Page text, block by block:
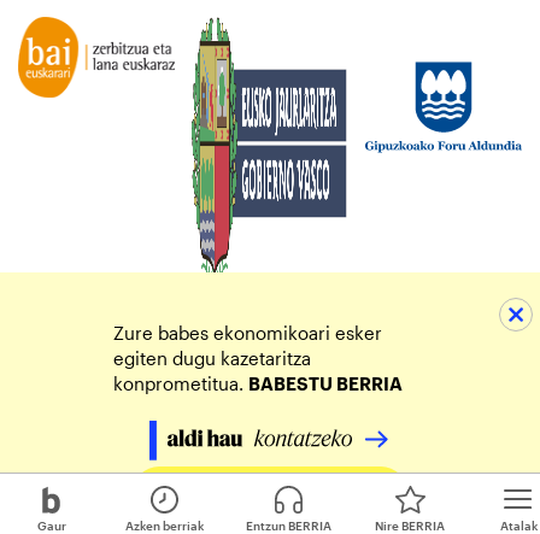
Gaur Atalak
Azken berriak Entzun BERRIA Nire BERRIA
Zure babes ekonomikoari esker
egiten dugu kazetaritza
konprometitua. BABESTU BERRIA
Egin zure ekarpena